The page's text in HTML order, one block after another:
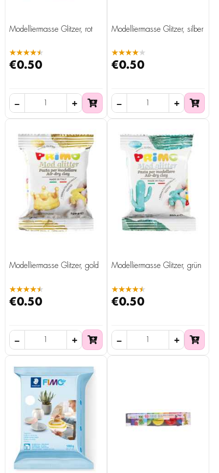
Modelliermasse Glitzer, rot
★★★★★
€0.50
Modelliermasse Glitzer, silber
★★★★★
€0.50
Modelliermasse Glitzer, gold
★★★★★
€0.50
Modelliermasse Glitzer, grün
★★★★★
€0.50